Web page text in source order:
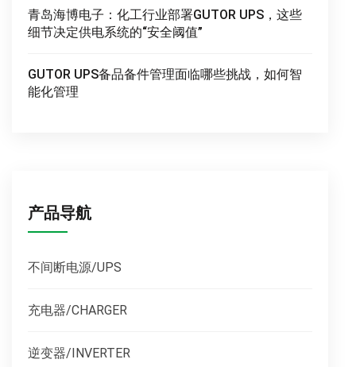
青岛海博电子：化工行业部署GUTOR UPS，这些
细节决定供电系统的“安全阈值”
GUTOR UPS备品备件管理面临哪些挑战，如何智
能化管理
产品导航
不间断电源/UPS
充电器/CHARGER
逆变器/INVERTER